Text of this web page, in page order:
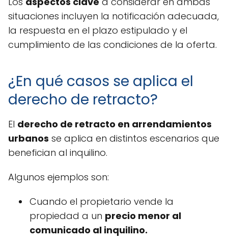
situaciones incluyen la notificación adecuada,
la respuesta en el plazo estipulado y el
cumplimiento de las condiciones de la oferta.
¿En qué casos se aplica el
derecho de retracto?
El derecho de retracto en arrendamientos
urbanos se aplica en distintos escenarios que
benefician al inquilino.
Algunos ejemplos son:
Cuando el propietario vende la
propiedad a un precio menor al
comunicado al inquilino.